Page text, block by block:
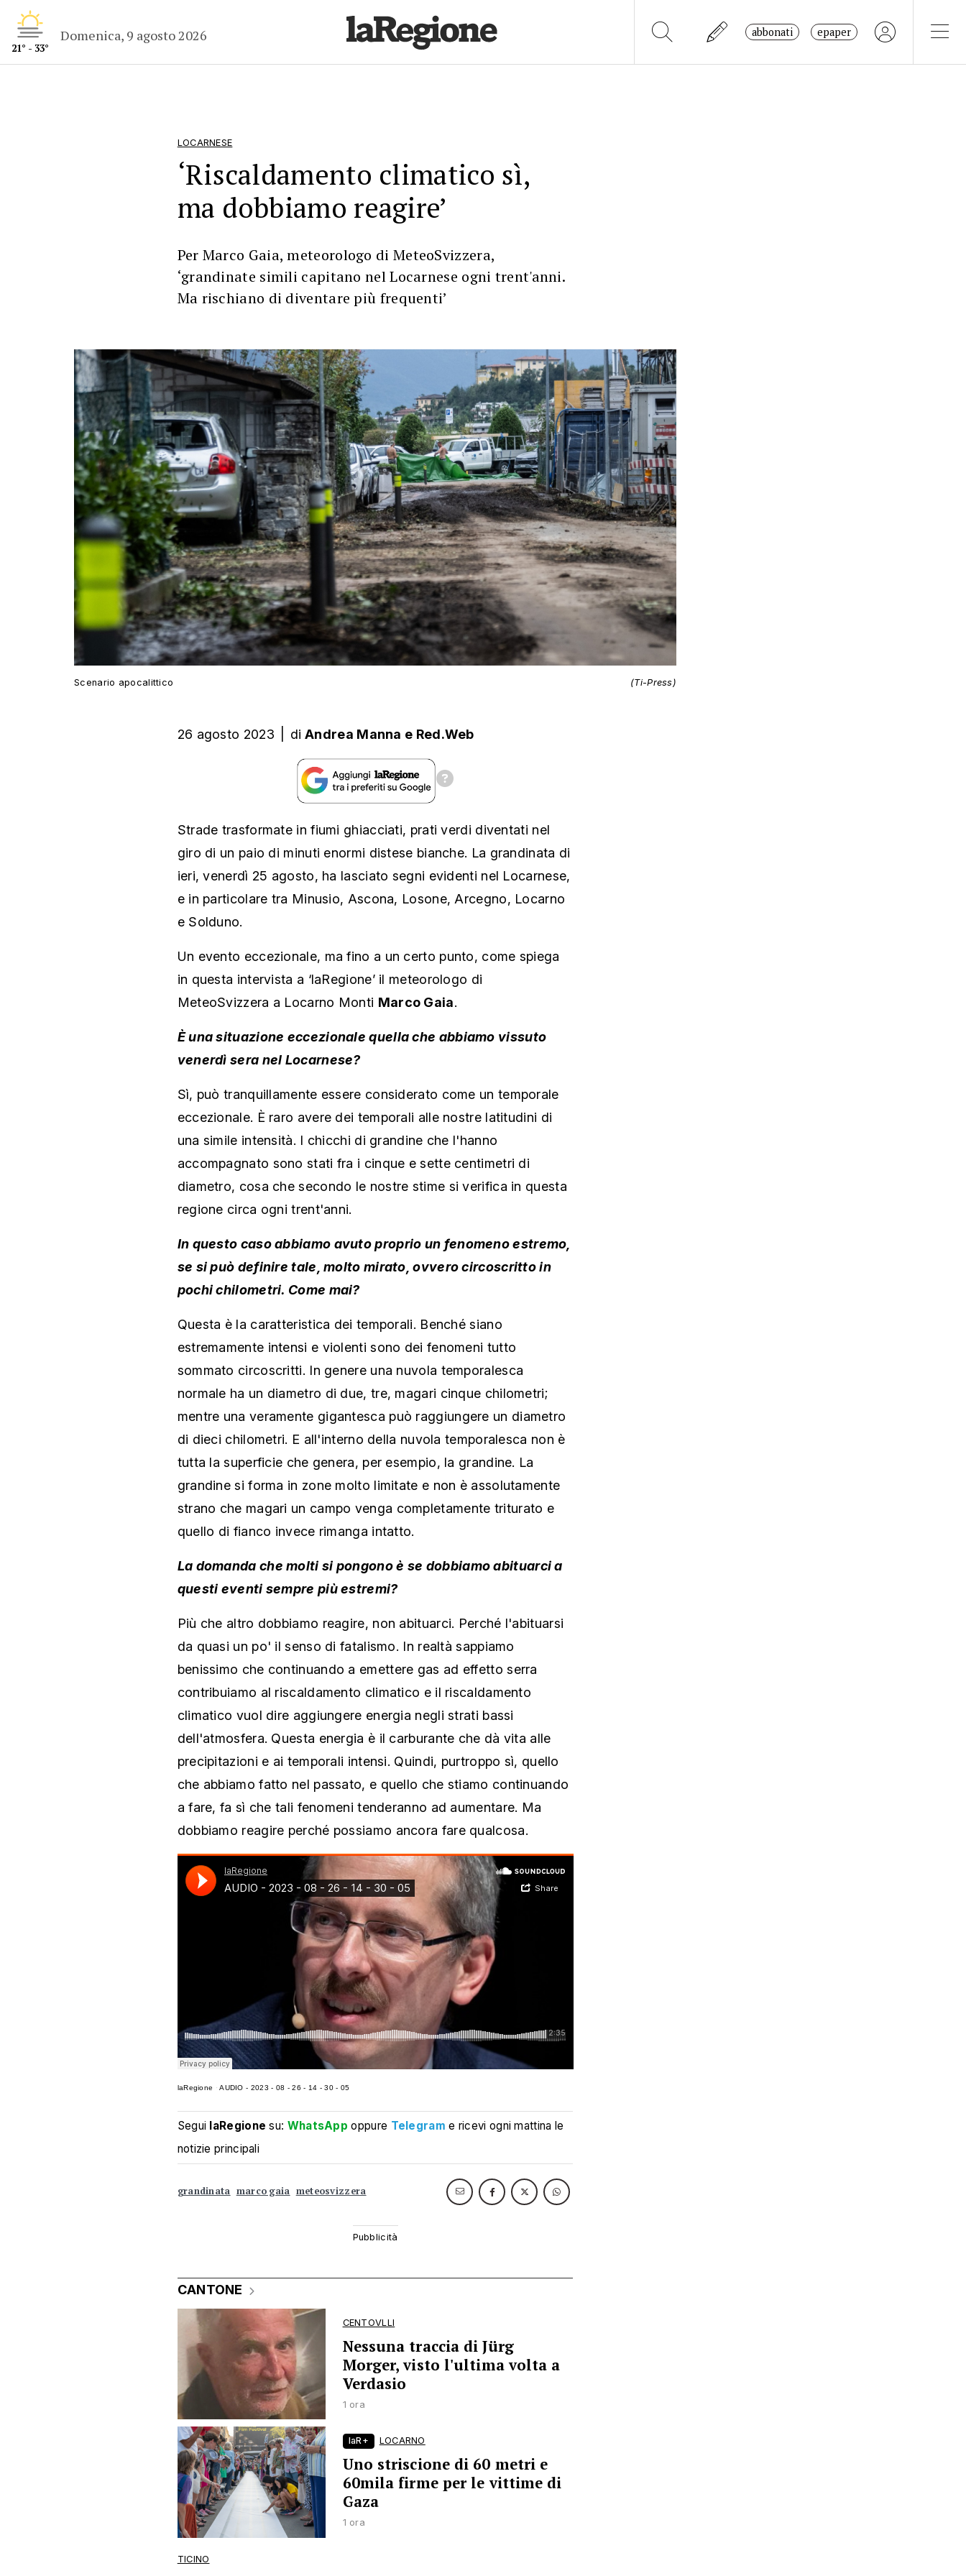
21° - 33°
Domenica, 9 agosto 2026 abbonati epaper
LOCARNESE
‘Riscaldamento climatico sì,
ma dobbiamo reagire’
Per Marco Gaia, meteorologo di MeteoSvizzera,
‘grandinate simili capitano nel Locarnese ogni trent'anni.
Ma rischiano di diventare più frequenti’
Scenario apocalittico (Ti-Press)
26 agosto 2023 di Andrea Manna e Red.Web
Strade trasformate in fiumi ghiacciati, prati verdi diventati nel
giro di un paio di minuti enormi distese bianche. La grandinata di
ieri, venerdì 25 agosto, ha lasciato segni evidenti nel Locarnese,
e in particolare tra Minusio, Ascona, Losone, Arcegno, Locarno
e Solduno.
Un evento eccezionale, ma fino a un certo punto, come spiega
in questa intervista a ‘laRegione’ il meteorologo di
MeteoSvizzera a Locarno Monti Marco Gaia.
È una situazione eccezionale quella che abbiamo vissuto
venerdì sera nel Locarnese?
Sì, può tranquillamente essere considerato come un temporale
eccezionale. È raro avere dei temporali alle nostre latitudini di
una simile intensità. I chicchi di grandine che l'hanno
accompagnato sono stati fra i cinque e sette centimetri di
diametro, cosa che secondo le nostre stime si verifica in questa
regione circa ogni trent'anni.
In questo caso abbiamo avuto proprio un fenomeno estremo,
se si può definire tale, molto mirato, ovvero circoscritto in
pochi chilometri. Come mai?
Questa è la caratteristica dei temporali. Benché siano
estremamente intensi e violenti sono dei fenomeni tutto
sommato circoscritti. In genere una nuvola temporalesca
normale ha un diametro di due, tre, magari cinque chilometri;
mentre una veramente gigantesca può raggiungere un diametro
di dieci chilometri. E all'interno della nuvola temporalesca non è
tutta la superficie che genera, per esempio, la grandine. La
grandine si forma in zone molto limitate e non è assolutamente
strano che magari un campo venga completamente triturato e
quello di fianco invece rimanga intatto.
La domanda che molti si pongono è se dobbiamo abituarci a
questi eventi sempre più estremi?
Più che altro dobbiamo reagire, non abituarci. Perché l'abituarsi
da quasi un po' il senso di fatalismo. In realtà sappiamo
benissimo che continuando a emettere gas ad effetto serra
contribuiamo al riscaldamento climatico e il riscaldamento
climatico vuol dire aggiungere energia negli strati bassi
dell'atmosfera. Questa energia è il carburante che dà vita alle
precipitazioni e ai temporali intensi. Quindi, purtroppo sì, quello
che abbiamo fatto nel passato, e quello che stiamo continuando
a fare, fa sì che tali fenomeni tenderanno ad aumentare. Ma
dobbiamo reagire perché possiamo ancora fare qualcosa.
laRegione ·AUDIO - 2023 - 08 - 26 - 14 - 30 - 05
Segui laRegione su: WhatsApp oppure Telegram e ricevi ogni mattina le
notizie principali
grandinata marco gaia meteosvizzera
CANTONE
CENTOVLLI
Nessuna traccia di Jürg
Morger, visto l'ultima volta a
Verdasio
1 ora
laR+ LOCARNO
Uno striscione di 60 metri e
60mila firme per le vittime di
Gaza
1 ora
TICINO